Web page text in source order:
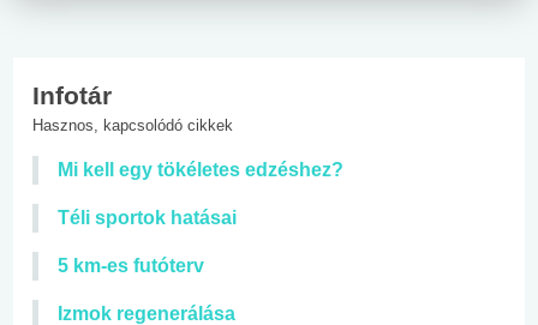
Infotár
Hasznos, kapcsolódó cikkek
Mi kell egy tökéletes edzéshez?
Téli sportok hatásai
5 km-es futóterv
Izmok regenerálása